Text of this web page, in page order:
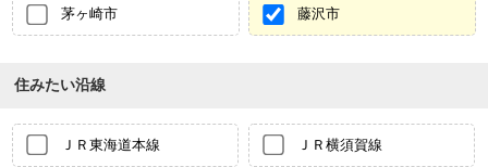
茅ヶ崎市 藤沢市
住みたい沿線
ＪＲ東海道本線 ＪＲ横須賀線